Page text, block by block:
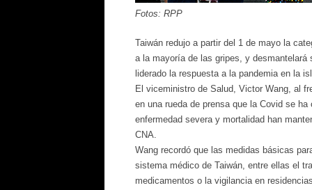
Fotos: RPP
Taiwán redujo a partir del 1 de mayo la
a la mayoría de las gripes, y desmantelará
liderado la respuesta a la pandemia en la
El viceministro de Salud, Victor Wang, al
en una rueda de prensa que la Covid se
enfermedad severa y mortalidad han
CNA.
Wang recordó que las medidas básicas
sistema médico de Taiwán, entre ellas el
medicamentos o la vigilancia en